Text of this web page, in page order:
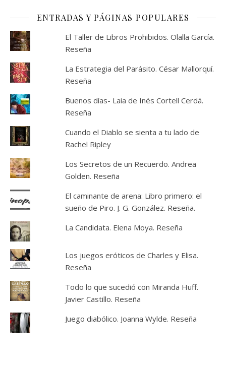
ENTRADAS Y PÁGINAS POPULARES
El Taller de Libros Prohibidos. Olalla García.
Reseña
La Estrategia del Parásito. César Mallorquí.
Reseña
Buenos días- Laia de Inés Cortell Cerdá.
Reseña
Cuando el Diablo se sienta a tu lado de
Rachel Ripley
Los Secretos de un Recuerdo. Andrea
Golden. Reseña
El caminante de arena: Libro primero: el
sueño de Piro. J. G. González. Reseña.
La Candidata. Elena Moya. Reseña
Los juegos eróticos de Charles y Elisa.
Reseña
Todo lo que sucedió con Miranda Huff.
Javier Castillo. Reseña
Juego diabólico. Joanna Wylde. Reseña